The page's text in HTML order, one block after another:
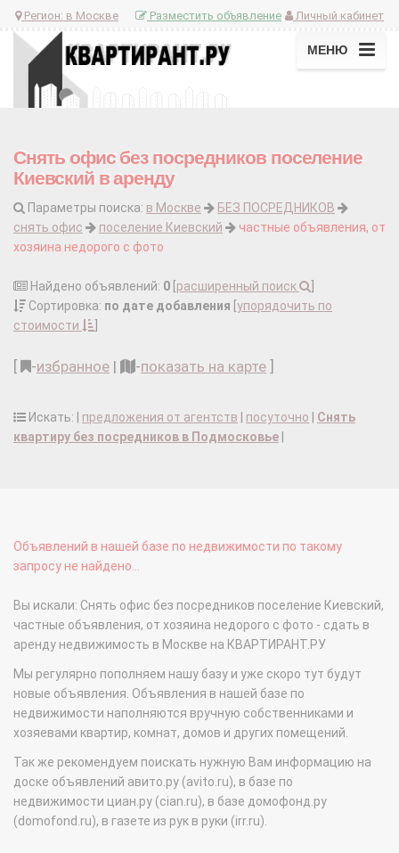
Регион: в Москве Личный кабинет
Разместить объявление
МЕНЮ
Снять офис без посредников поселение
Киевский в аренду
Параметры поиска: в Москве
БЕЗ ПОСРЕДНИКОВ
снять офис
поселение Киевский
частные объявления, от
хозяина недорого с фото
Найдено объявлений: 0 расширенный поиск
Сортировка: по дате добавления упорядочить по
стоимости
-избранное | -показать на карте
Искать: | предложения от агентств посуточно
Снять
квартиру без посредников в Подмосковье
Объявлений в нашей базе по недвижимости по такому
запросу не найдено...
Вы искали: Снять офис без посредников поселение Киевский,
частные объявления, от хозяина недорого с фото - сдать в
аренду недвижимость в Москве на КВАРТИРАНТ.РУ
Мы регулярно пополняем нашу базу и уже скоро тут будут
новые объявления. Объявления в нашей базе по
недвижимости наполняются вручную собственниками и
хозяевами квартир, комнат, домов и других помещений.
Так же рекомендуем поискать нужную Вам информацию на
доске объявлений авито.ру (avito.ru), в базе по
недвижимости циан.ру (cian.ru), в базе домофонд.ру
(domofond.ru), в газете из рук в руки (irr.ru).